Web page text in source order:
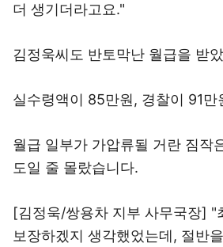
더 생기더라고요."
김정욱씨도 반토막난 월급을 받
실수령액이 85만원, 경찰이 91만
월급 일부가 가압류될 거란 짐작
도일 줄 몰랐습니다.
[김정욱/쌍용차 지부 사무국장] "
보장하겠지 생각했었는데, 절반